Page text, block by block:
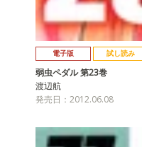
電子版 試し読み
弱虫ペダル 第23巻
渡辺航
発売日：2012.06.08